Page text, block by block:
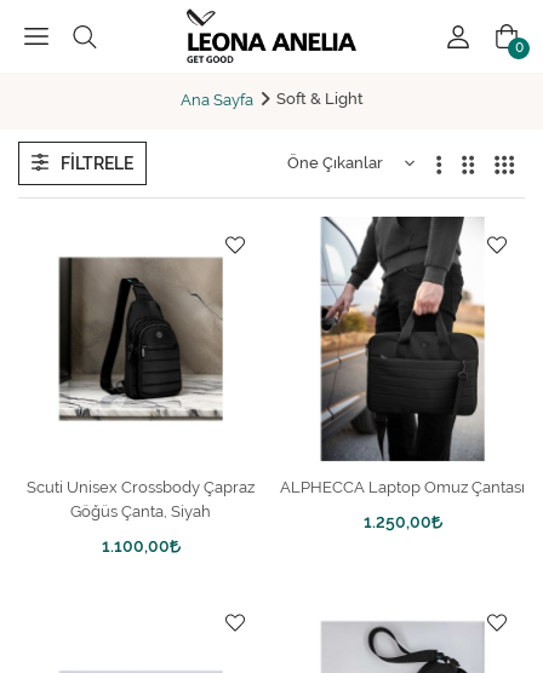
0
Ana Sayfa Soft & Light
FILTRELE
Scuti Unisex Crossbody Çapraz
Göğüs Çanta, Siyah
1.100,00
ALPHECCA Laptop Omuz Çantası
1.250,00